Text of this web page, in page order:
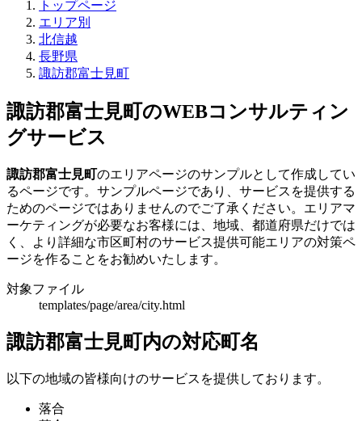
トップページ
エリア別
北信越
長野県
諏訪郡富士見町
諏訪郡富士見町のWEBコンサルティン
グサービス
諏訪郡富士見町のエリアページのサンプルとして作成してい
るページです。サンプルページであり、サービスを提供する
ためのページではありませんのでご了承ください。エリアマ
ーケティングが必要なお客様には、地域、都道府県だけでは
く、より詳細な市区町村のサービス提供可能エリアの対策ペ
ージを作ることをお勧めいたします。
対象ファイル
templates/page/area/city.html
諏訪郡富士見町内の対応町名
以下の地域の皆様向けのサービスを提供しております。
落合